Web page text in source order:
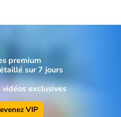
premium
sur 7 jours
exclusives
VIP